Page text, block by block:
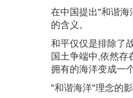
在中国提出"和谐
的含义。
和平仅仅是排除了
国土争端中,依然
拥有的海洋变成一
"和谐海洋"理念的